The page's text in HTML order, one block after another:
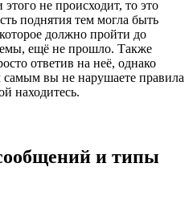
не происходит, то это
поднятия тем могла быть
должно пройти до
ещё не прошло. Также
ответив на неё, однако
самым вы не нарушаете правила
находитесь.
и типы